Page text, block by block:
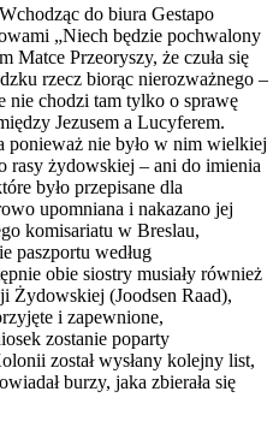
do biura Gestapo
„Niech będzie pochwalony
Matce Przeoryszy, że czuła się
rzecz biorąc nierozważnego –
nie chodzi tam tylko o sprawę
Jezusem a Lucyferem.
ponieważ nie było w nim wielkiej
rasy żydowskiej – ani do imienia
było przepisane dla
upomniana i nakazano jej
komisariatu w Breslau,
paszportu według
obie siostry musiały również
Żydowskiej (Joodsen Raad),
i zapewnione,
zostanie poparty
został wysłany kolejny list,
burzy, jaka zbierała się